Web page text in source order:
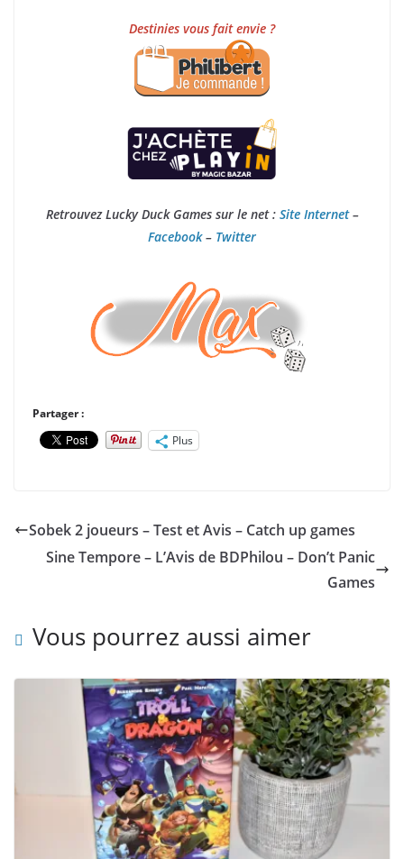
Destinies vous fait envie ?
Retrouvez Lucky Duck Games sur le net : Site Internet–
Facebook– Twitter
Partager :
Plus
Sobek 2 joueurs – Test et Avis – Catch up games
Sine Tempore – L’Avis de BDPhilou – Don’t Panic
Games
Vous pourrez aussi aimer